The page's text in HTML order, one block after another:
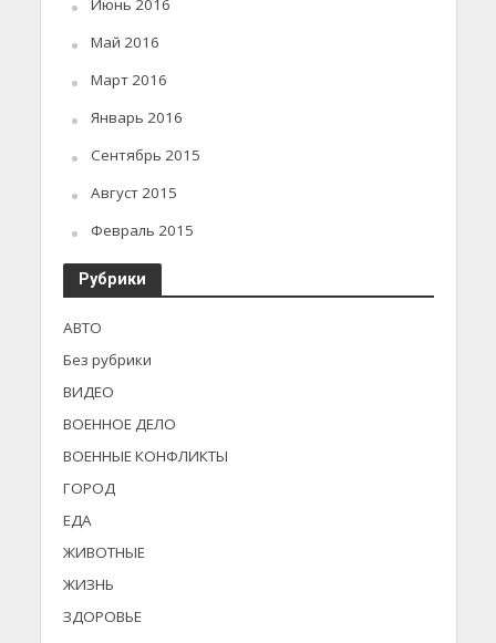
Июнь 2016
Май 2016
Март 2016
Январь 2016
Сентябрь 2015
Август 2015
Февраль 2015
Рубрики
АВТО
Без рубрики
ВИДЕО
ВОЕННОЕ ДЕЛО
ВОЕННЫЕ КОНФЛИКТЫ
ГОРОД
ЕДА
ЖИВОТНЫЕ
ЖИЗНЬ
ЗДОРОВЬЕ